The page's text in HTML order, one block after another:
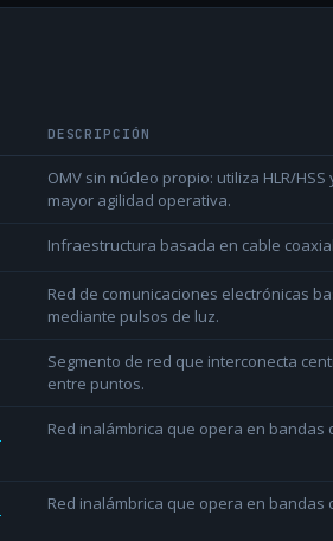
DESCRIPCIÓN
OMV sin núcleo propio: utiliza HLR/
mayor agilidad operativa.
Infraestructura basada en cable
Red de comunicaciones electrónicas
mediante pulsos de luz.
Segmento de red que interconecta
entre puntos.
Red inalámbrica que opera en bandas
Red inalámbrica que opera en